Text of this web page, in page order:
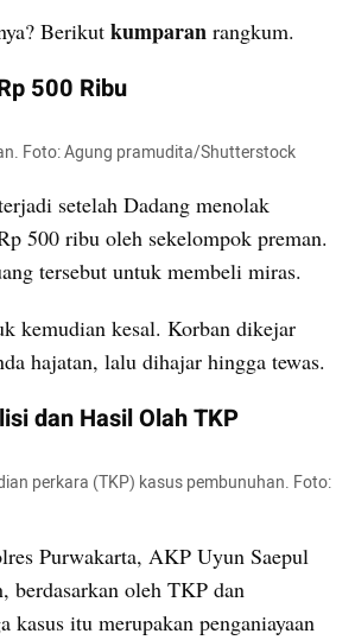
Berikut kumparan rangkum.
500 Ribu
Foto: Agung pramudita/Shutterstock
setelah Dadang menolak
500 ribu oleh sekelompok preman.
tersebut untuk membeli miras.
kemudian kesal. Korban dikejar
hajatan, lalu dihajar hingga tewas.
dan Hasil Olah TKP
perkara (TKP) kasus pembunuhan. Foto:
Purwakarta, AKP Uyun Saepul
berdasarkan oleh TKP dan
kasus itu merupakan penganiayaan